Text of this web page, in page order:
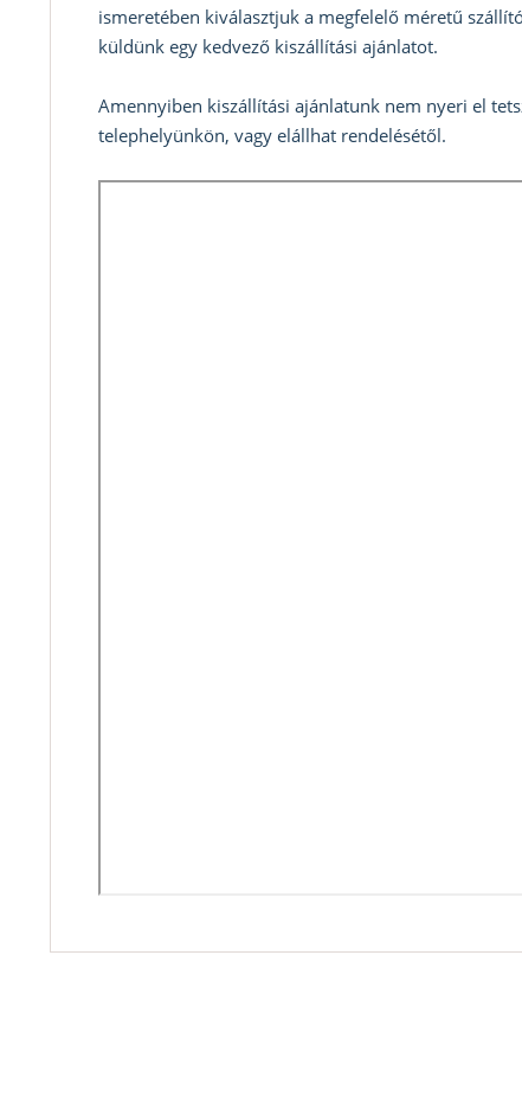
ismeretében kiválasztjuk a megfelelő méretű
küldünk egy kedvező kiszállítási ajánlatot.
Amennyiben kiszállítási ajánlatunk nem nyeri el
telephelyünkön, vagy elállhat rendelésétől.